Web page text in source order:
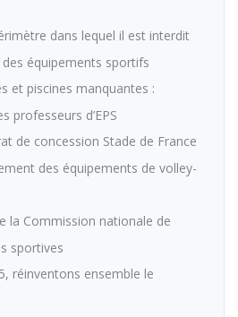
dans lequel il est interdit
équipements sportifs
et piscines manquantes :
professeurs d’EPS
de concession Stade de France
des équipements de volley-
la Commission nationale de
sportives
réinventons ensemble le